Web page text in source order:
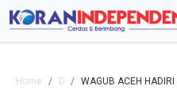
Home Daerah WAGUB ACEH HADIRI SINERGI EKONOMI KERAKYATAN DAN